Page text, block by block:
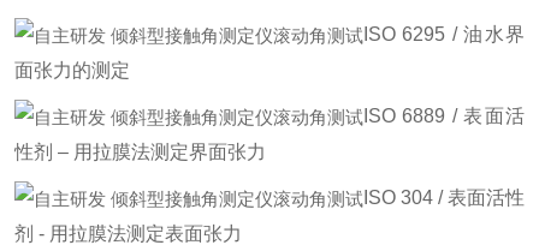
ISO 6295 / 油水界
面张力的测定
ISO 6889 / 表面活
性剂 – 用拉膜法测定界面张力
ISO 304 / 表面活性
剂 - 用拉膜法测定表面张力